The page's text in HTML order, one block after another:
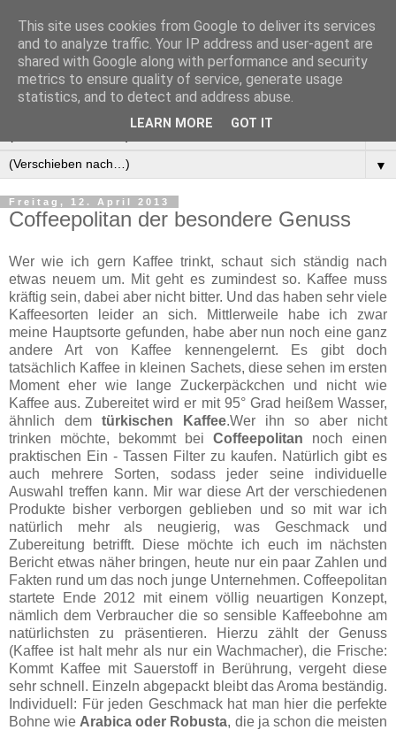
Manus Testwelt, alles
außer langweilig
▼
Freitag, 12. April 2013
Coffeepolitan der besondere Genuss
Wer wie ich gern Kaffee trinkt, schaut sich ständig nach
etwas neuem um. Mit geht es zumindest so. Kaffee muss
kräftig sein, dabei aber nicht bitter. Und das haben sehr viele
Kaffeesorten leider an sich. Mittlerweile habe ich zwar
meine Hauptsorte gefunden, habe aber nun noch eine ganz
andere Art von Kaffee kennengelernt. Es gibt doch
tatsächlich Kaffee in kleinen Sachets, diese sehen im ersten
Moment eher wie lange Zuckerpäckchen und nicht wie
Kaffee aus. Zubereitet wird er mit 95° Grad heißem Wasser,
ähnlich dem türkischen Kaffee.Wer ihn so aber nicht
trinken möchte, bekommt bei Coffeepolitan noch einen
praktischen Ein - Tassen Filter zu kaufen. Natürlich gibt es
auch mehrere Sorten, sodass jeder seine individuelle
Auswahl treffen kann. Mir war diese Art der verschiedenen
Produkte bisher verborgen geblieben und so mit war ich
natürlich mehr als neugierig, was Geschmack und
Zubereitung betrifft. Diese möchte ich euch im nächsten
Bericht etwas näher bringen, heute nur ein paar Zahlen und
Fakten rund um das noch junge Unternehmen. Coffeepolitan
startete Ende 2012 mit einem völlig neuartigen Konzept,
nämlich dem Verbraucher die so sensible Kaffeebohne am
natürlichsten zu präsentieren.
Hierzu zählt der Genuss
(Kaffee ist halt mehr als nur ein Wachmacher), die Frische:
Kommt Kaffee mit Sauerstoff in Berührung, vergeht diese
sehr schnell. Einzeln abgepackt bleibt das Aroma beständig.
Individuell: Für jeden Geschmack hat man hier die perfekte
Bohne wie Arabica oder Robusta, die ja schon die meisten
This site uses cookies from Google to deliver its services
and to analyze traffic. Your IP address and user-agent are
shared with Google along with performance and security
metrics to ensure quality of service, generate usage
statistics, and to detect and address abuse.
LEARN MORE GOT IT